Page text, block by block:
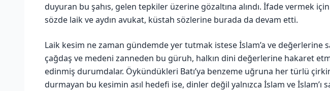
duyuran bu şahıs, gelen tepkiler üzerine gözaltına alındı. İfade vermek
sözde laik ve aydın avukat, küstah sözlerine burada da devam etti.
Laik kesim ne zaman gündemde yer tutmak istese İslam’a ve değerlerine
çağdaş ve medeni zanneden bu güruh, halkın dini değerlerine hakaret
edinmiş durumdalar. Öykündükleri Batı’ya benzeme uğruna her türlü
durmayan bu kesimin asıl hedefi ise, dinler değil yalnızca İslam ve İslam’ı